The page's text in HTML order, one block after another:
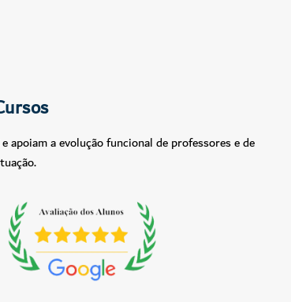
apoiam a evolução funcional de professores e de